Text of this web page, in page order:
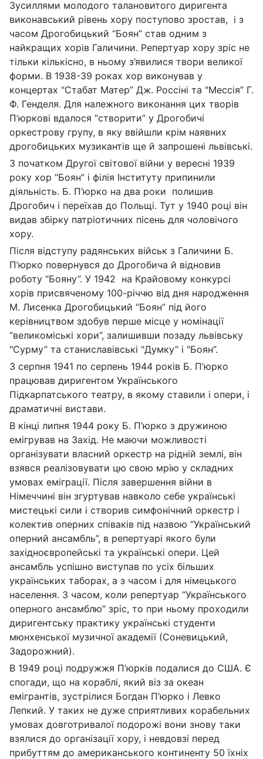
Зусиллями молодого талановитого диригента
виконавський рівень хору поступово зростав, і з
часом Дрогобицький “Боян” став одним з
найкращих хорів Галичини. Репертуар хору зріс не
тільки кількісно, в ньому з’явилися твори великої
форми. В 1938-39 роках хор виконував у
концертах "Стабат Матер” Дж. Россіні та "Мессія” Г.
Ф. Генделя. Для належного виконання цих творів
П’юркові вдалося “створити” у Дрогобичі
оркестрову групу, в яку ввійшли крім наявних
дрогобицьких музикантів ще й запрошені львівські.
З початком Другої світової війни у вересні 1939
року хор “Боян” і філія Інституту припинили
діяльність. Б. П’юрко на два роки полишив
Дрогобич і переїхав до Польщі. Тут у 1940 році він
видав збірку патріотичних пісень для чоловічого
хору.
Після відступу радянських військ з Галичини Б.
П’юрко повернувся до Дрогобича й відновив
роботу “Бояну”. У 1942 на Крайовому конкурсі
хорів присвяченому 100-річчю від дня народження
М. Лисенка Дрогобицький “Боян” під його
керівництвом здобув перше місце у номінації
“великоміські хори”, залишивши позаду львівську
"Сурму” та станиславівські "Думку” і "Боян”.
З серпня 1941 по серпень 1944 років Б. П’юрко
працював диригентом Українського
Підкарпатського театру, в якому ставили і опери, і
драматичні вистави.
В кінці липня 1944 року Б. П’юрко з дружиною
емігрував на Захід. Не маючи можливості
організувати власний оркестр на рідній землі, він
взявся реалізовувати цю свою мрію у складних
умовах еміграції. Після завершення війни в
Німеччині він згуртував навколо себе українські
мистецькі сили і створив симфонічний оркестр і
колектив оперних співаків під назвою “Український
оперний ансамбль”, в репертуарі якого були
західноєвропейські та українські опери. Цей
ансамбль успішно виступав по усіх більших
українських таборах, а з часом і для німецького
населення. З часом, коли репертуар “Українського
оперного ансамблю” зріс, то при ньому проходили
диригентську практику українські студенти
мюнхенської музичної академії (Соневицький,
Задорожний).
В 1949 році подружжя П’юрків подалися до США. Є
спогади, що на кораблі, який віз за океан
емігрантів, зустрілися Богдан П’юрко і Левко
Лепкий. У таких не дуже сприятливих корабельних
умовах довготривалої подорожі вони знову таки
взялися до організації хору, і невдовзі перед
прибуттям до американського континенту 50 їхніх